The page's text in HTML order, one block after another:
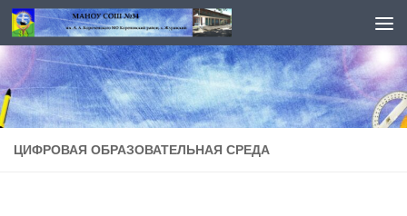
Перейти к содержимому
ЦИФРОВАЯ ОБРАЗОВАТЕЛЬНАЯ СРЕДА